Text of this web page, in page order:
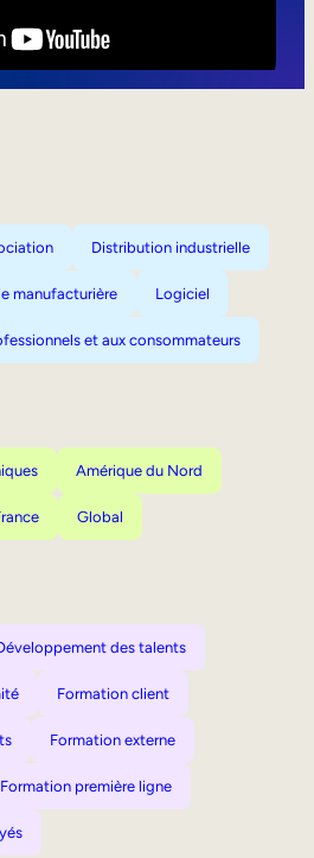
Distribution industrielle
manufacturière Logiciel
et aux consommateurs
Amérique du Nord
Global
des talents
Formation client
Formation externe
Formation première ligne